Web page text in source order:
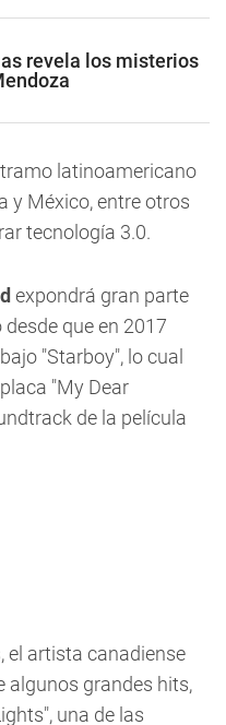
revela los misterios
latinoamericano
y México, entre otros
tecnología 3.0.
expondrá gran parte
que en 2017
"Starboy", lo cual
"My Dear
de la película
el artista canadiense
algunos grandes hits,
una de las